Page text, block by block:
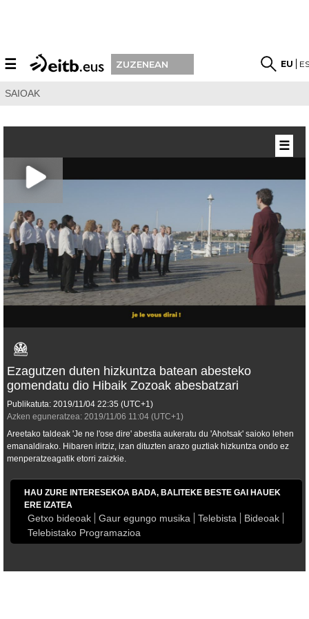
☰ ZUZENEAN EU
SAIOAK
Ezagutzen duten hizkuntza batean abesteko
gomendatu dio Hibaik Zozoak abesbatzari
Publikatuta: 2019/11/04 22:35 (UTC+1)
Azken eguneratzea: 2019/11/06 11:04 (UTC+1)
Areetako taldeak 'Je ne l'ose dire' abestia aukeratu du 'Ahotsak' saioko lehen
emanaldirako. Hibaren iritziz, izan dituzten arazo guztiak hizkuntza ondo ez
menperatzeagatik etorri zaizkie.
HAU ZURE INTERESEKOA BADA, BALITEKE BESTE GAI HAUEK
ERE IZATEA
Getxo bideoak Gaur egungo musika Telebista
Bideoak
Telebistako Programazioa
☰